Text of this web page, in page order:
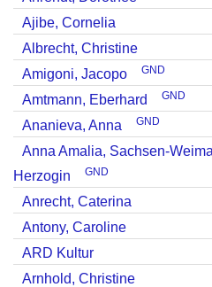
Ajibe, Cornelia
Albrecht, Christine
Amigoni, Jacopo
GND
Amtmann, Eberhard GND
Ananieva, Anna GND
Anna Amalia, Sachsen-
Herzogin
GND
Anrecht, Caterina
Antony, Caroline
ARD Kultur
Arnhold, Christine